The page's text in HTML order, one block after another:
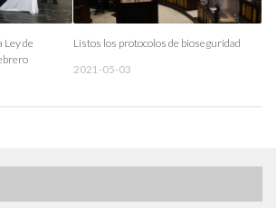
de
Listos los protocolos de bioseguridad
2021-05-03